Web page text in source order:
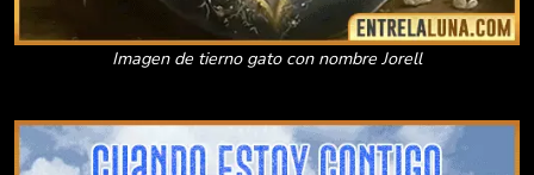
Imagen de tierno gato con nombre Jorell